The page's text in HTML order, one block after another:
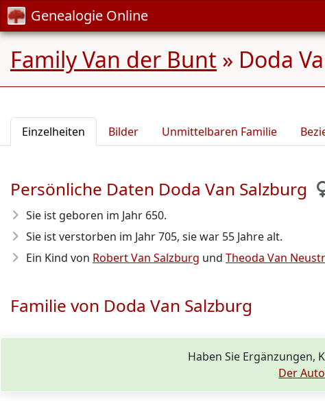
Genealogie Online
Family Van der Bunt » Doda
Einzelheiten Bilder Unmittelbaren Familie
Persönliche Daten Doda Van Salzburg
Sie ist geboren im Jahr 650.
Sie ist verstorben im Jahr 705, sie war 55 Jahre alt.
Ein Kind von Robert Van Salzburg und Theoda Van
Familie von Doda Van Salzburg
Haben Sie Ergänzungen,
Der